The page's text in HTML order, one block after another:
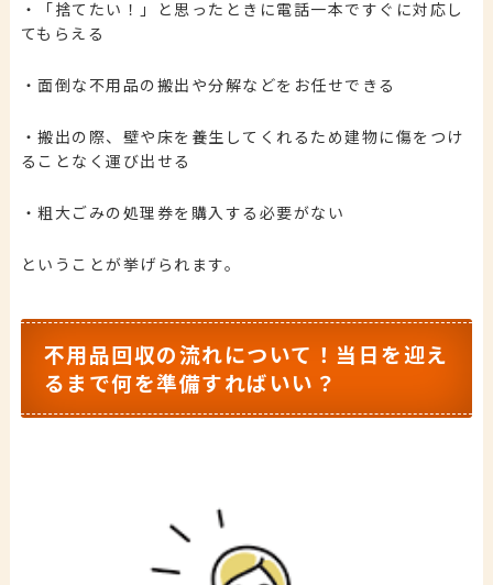
・「捨てたい！」と思ったときに電話一本ですぐに対応し
てもらえる
・面倒な不用品の搬出や分解などをお任せできる
・搬出の際、壁や床を養生してくれるため建物に傷をつけ
ることなく運び出せる
・粗大ごみの処理券を購入する必要がない
ということが挙げられます。
不用品回収の流れについて！当日を迎え
るまで何を準備すればいい？